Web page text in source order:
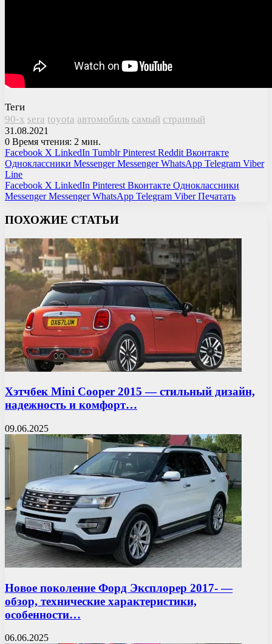
Теги
90-х sera toyota автомобиль самый странный
31.08.2021
0 Время чтения: 2 мин.
Facebook X LinkedIn Tumblr Pinterest Reddit Вконтакте
Одноклассники Messenger Messenger WhatsApp Telegram Viber
Line
Facebook X LinkedIn Pinterest Вконтакте Одноклассники
Messenger Messenger WhatsApp Telegram Viber Печатать
ПОХОЖИЕ СТАТЬИ
Хэтчбек Mini Cooper 2015 — стильный дизайн,
надежность и комфорт…
09.06.2025
Новое поколение Форд Эксплорер 2017- —
обзор, технические характеристики,
особенности…
06.06.2025